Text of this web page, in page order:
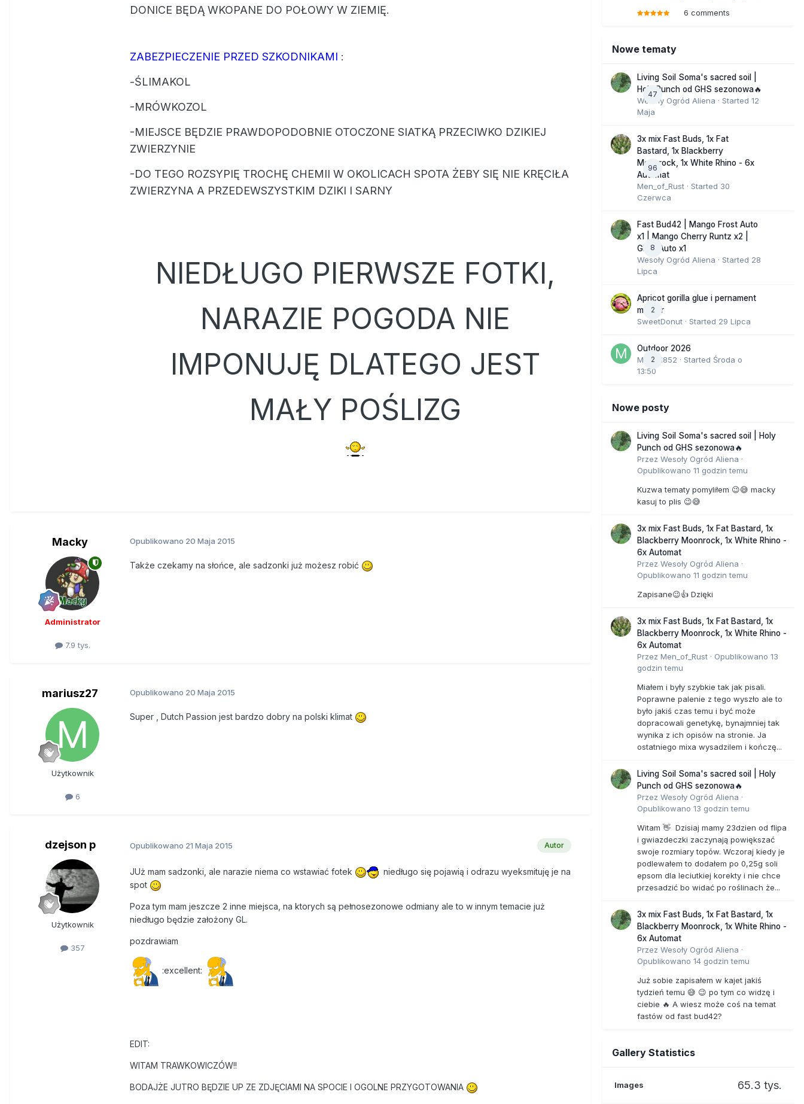
DONICE BĘDĄ WKOPANE DO POŁOWY W ZIEMIĘ.
ZABEZPIECZENIE PRZED SZKODNIKAMI :
-ŚLIMAKOL
-MRÓWKOZOL
-MIEJSCE BĘDZIE PRAWDOPODOBNIE OTOCZONE SIATKĄ PRZECIWKO DZIKIEJ
ZWIERZYNIE
-DO TEGO ROZSYPIĘ TROCHĘ CHEMII W OKOLICACH SPOTA ŻEBY SIĘ NIE KRĘCIŁA
ZWIERZYNA A PRZEDEWSZYSTKIM DZIKI I SARNY
NIEDŁUGO PIERWSZE FOTKI,
NARAZIE POGODA NIE
IMPONUJĘ DLATEGO JEST
MAŁY POŚLIZG
Macky
Administrator
7.9 tys.
Opublikowano 20 Maja 2015
Także czekamy na słońce, ale sadzonki już możesz robić
mariusz27
Użytkownik
6
Opublikowano 20 Maja 2015
Super , Dutch Passion jest bardzo dobry na polski klimat
dzejson p
Użytkownik
357
Autor
Opublikowano 21 Maja 2015
JUż mam sadzonki, ale narazie niema co wstawiać fotek
niedługo się pojawią i odrazu wyeksmituję je na
spot
Poza tym mam jeszcze 2 inne miejsca, na ktorych są pełnosezonowe odmiany ale to w innym temacie już
niedługo będzie założony GL.
pozdrawiam
:excellent:
EDIT:
WITAM TRAWKOWICZÓW!!
BODAJŻE JUTRO BĘDZIE UP ZE ZDJĘCIAMI NA SPOCIE I OGOLNE PRZYGOTOWANIA
6 comments
Nowe tematy
47
Living Soil Soma's sacred soil |
Holy Punch od GHS sezonowa🔥
Wesoły Ogród Aliena · Started 12
Maja
96
3x mix Fast Buds, 1x Fat
Bastard, 1x Blackberry
Moonrock, 1x White Rhino - 6x
Automat
Men_of_Rust · Started 30
Czerwca
8
Fast Bud42 | Mango Frost Auto
x1 | Mango Cherry Runtz x2 |
GMO Auto x1
Wesoły Ogród Aliena · Started 28
Lipca
2
Apricot gorilla glue i pernament
marker
SweetDonut · Started 29 Lipca
2
Outdoor 2026
Marcel852 · Started Środa o
13:50
Nowe posty
Living Soil Soma's sacred soil | Holy
Punch od GHS sezonowa🔥
Przez Wesoły Ogród Aliena ·
Opublikowano 11 godzin temu
Kuzwa tematy pomyliłem 😉😅 macky
kasuj to plis 😉😅
3x mix Fast Buds, 1x Fat Bastard, 1x
Blackberry Moonrock, 1x White Rhino -
6x Automat
Przez Wesoły Ogród Aliena ·
Opublikowano 11 godzin temu
Zapisane😉👍 Dzięki
3x mix Fast Buds, 1x Fat Bastard, 1x
Blackberry Moonrock, 1x White Rhino -
6x Automat
Przez Men_of_Rust · Opublikowano 13
godzin temu
Miałem i były szybkie tak jak pisali.
Poprawne palenie z tego wyszło ale to
było jakiś czas temu i być może
dopracowali genetykę, bynajmniej tak
wynika z ich opisów na stronie. Ja
ostatniego mixa wysadzilem i kończę...
Living Soil Soma's sacred soil | Holy
Punch od GHS sezonowa🔥
Przez Wesoły Ogród Aliena ·
Opublikowano 13 godzin temu
Witam 👋 Dzisiaj mamy 23dzien od flipa
i gwiazdeczki zaczynają powiększać
swoje rozmiary topów. Wczoraj kiedy je
podlewałem to dodałem po 0,25g soli
epsom dla leciutkiej korekty i nie chce
przesadzić bo widać po roślinach że...
3x mix Fast Buds, 1x Fat Bastard, 1x
Blackberry Moonrock, 1x White Rhino -
6x Automat
Przez Wesoły Ogród Aliena ·
Opublikowano 14 godzin temu
Już sobie zapisałem w kajet jakiś
tydzień temu 😅 😉 po tym co widzę i
ciebie 🔥 A wiesz może coś na temat
fastów od fast bud42?
Gallery Statistics
Images 65.3 tys.